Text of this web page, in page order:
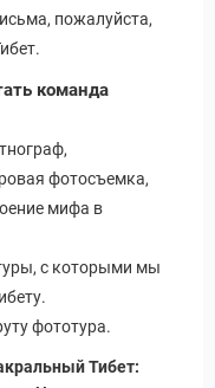
пожалуйста,
команда
фотосъемка,
мифа в
с которыми мы
фототура.
Тибет: